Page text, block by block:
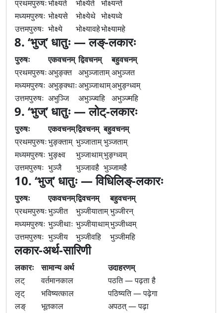
प्रथमपुरुषःभोक्ष्यते भोक्ष्येते भोक्ष्यन्ते
मध्यमपुरुषः भोक्ष्यसे भोक्ष्येथे भोक्ष्यध्वे
उत्तमपुरुषः भोक्ष्ये भोक्ष्यावहेभोक्ष्यामहे
8. ‘भुज्’ धातुः — लङ्-लकारः
पुरुषः एकवचनम् द्विवचनम्
बहुवचनम्
प्रथमपुरुषःअभुङ्क्त अभुञ्जाताम्अभुञ्जत
मध्यमपुरुषः अभुङ्क्थाःअभुञ्जाथाम्अभुङ्ग्ध्वम्
उत्तमपुरुषः अभुञ्जि अभुञ्ज्वहि अभुञ्ज्महि
9. ‘भुज्’ धातुः — लोट्-लकारः
पुरुषः एकवचनम्द्विवचनम् बहुवचनम्
प्रथमपुरुषःभुङ्क्ताम् भुञ्जाताम्भुञ्जताम्
मध्यमपुरुषः भुङ्क्ष्व भुञ्जाथाम्भुङ्ग्ध्वम्
उत्तमपुरुषः भुञ्जै भुञ्जावहै भुञ्जामहै
10. ‘भुज्’ धातुः — विधिलिङ्-लकारः
पुरुषः एकवचनम्द्विवचनम्
बहुवचनम्
प्रथमपुरुषःभुञ्जीत भुञ्जीयाताम्भुञ्जीरन्
मध्यमपुरुषः भुञ्जीथाः भुञ्जीयाथाम्भुञ्जीध्वम्
उत्तमपुरुषः भुञ्जीय भुञ्जीवहि भुञ्जीमहि
लकार-अर्थ-सारिणी
लकारः सामान्य अर्थ
उदाहरणम्
लट्
वर्तमानकाल
पठति — पढ़ता है
लृट्
भविष्यत्काल
पठिष्यति — पढ़ेगा
लङ्
भूतकाल
अपठत् — पढ़ा